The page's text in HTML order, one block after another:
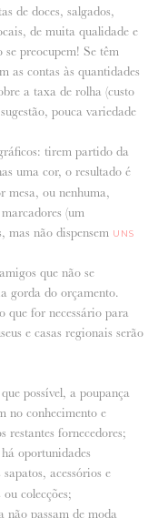
de doces, salgados,
de muita qualidade e
se preocupem! Se têm
as contas às quantidades
a taxa de rolha (custo
pouca variedade
tirem partido da
uma cor, o resultado é
mesa, ou nenhuma,
(um
mas não dispensem UNS
que não se
gorda do orçamento.
que for necessário para
e casas regionais serão
possível, a poupança
no conhecimento e
restantes fornecedores;
oportunidades
acessórios e
colecções;
não passam de moda